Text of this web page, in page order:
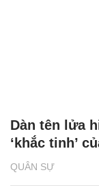
QUÂN SỰ
Dàn tên lửa
‘khắc tinh’